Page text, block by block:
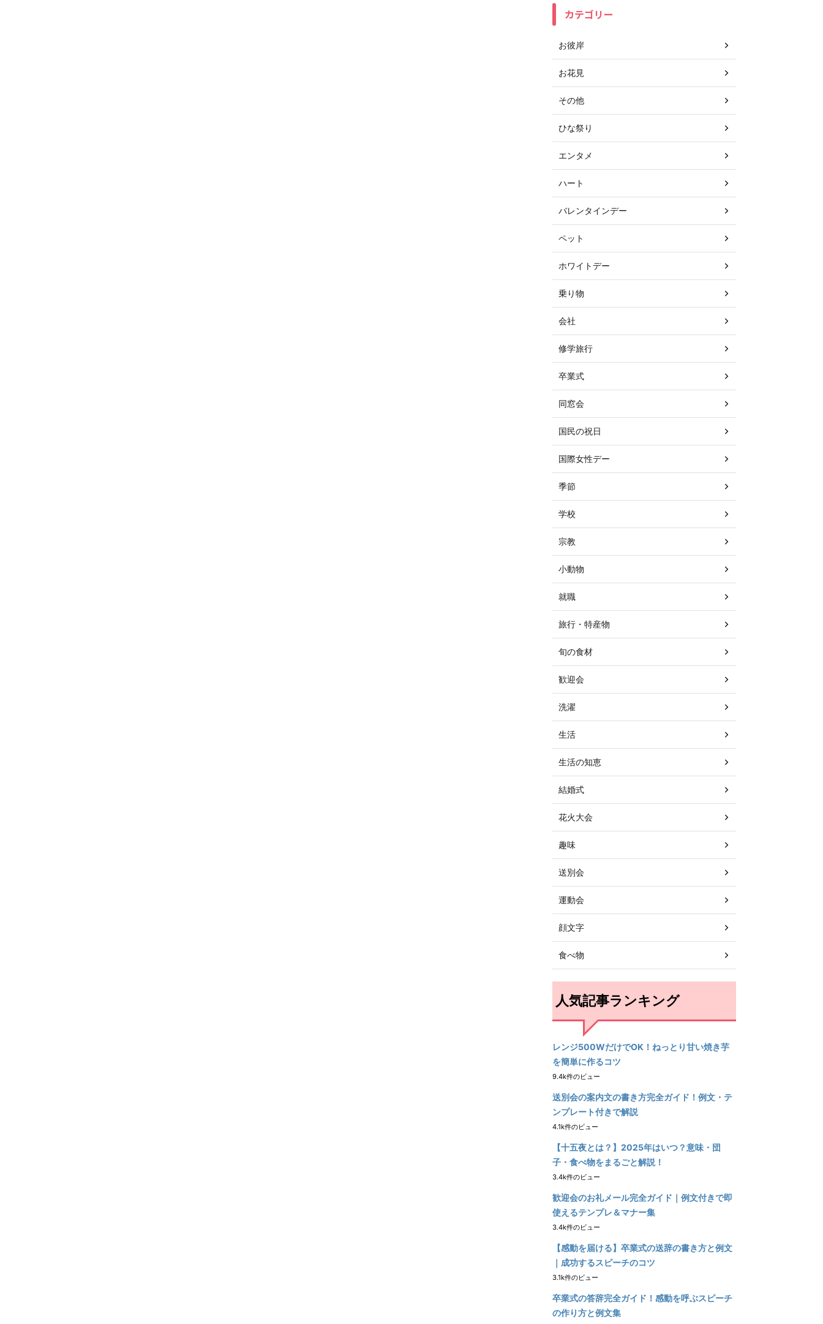
カテゴリー
お彼岸
お花見
その他
ひな祭り
エンタメ
ハート
バレンタインデー
ペット
ホワイトデー
乗り物
会社
修学旅行
卒業式
同窓会
国民の祝日
国際女性デー
季節
学校
宗教
小動物
就職
旅行・特産物
旬の食材
歓迎会
洗濯
生活
生活の知恵
結婚式
花火大会
趣味
送別会
運動会
顔文字
食べ物
人気記事ランキング
レンジ500WだけでOK！ねっとり甘い焼き芋
を簡単に作るコツ
9.4k件のビュー
送別会の案内文の書き方完全ガイド！例文・テ
ンプレート付きで解説
4.1k件のビュー
【十五夜とは？】2025年はいつ？意味・団
子・食べ物をまるごと解説！
3.4k件のビュー
歓迎会のお礼メール完全ガイド｜例文付きで即
使えるテンプレ＆マナー集
3.4k件のビュー
【感動を届ける】卒業式の送辞の書き方と例文
｜成功するスピーチのコツ
3.1k件のビュー
卒業式の答辞完全ガイド！感動を呼ぶスピーチ
の作り方と例文集